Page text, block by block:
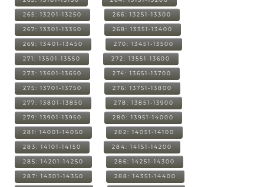
265: 13201-13250 266: 13251-13300
267: 13301-13350 268: 13351-13400
269: 13401-13450 270: 13451-13500
271: 13501-13550 272: 13551-13600
273: 13601-13650 274: 13651-13700
275: 13701-13750 276: 13751-13800
277: 13801-13850 278: 13851-13900
279: 13901-13950 280: 13951-14000
281: 14001-14050 282: 14051-14100
283: 14101-14150 284: 14151-14200
285: 14201-14250 286: 14251-14300
287: 14301-14350 288: 14351-14400